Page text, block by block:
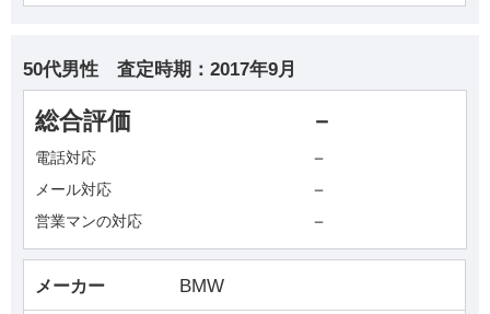
50代男性 査定時期： 2017年9月
総合評価 －
電話対応 －
メール対応 －
営業マンの対応 －
メーカー BMW